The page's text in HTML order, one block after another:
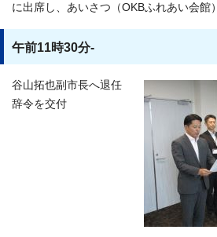
に出席し、あいさつ（OKBふれあい会館）
午前11時30分-
谷山拓也副市長へ退任
辞令を交付